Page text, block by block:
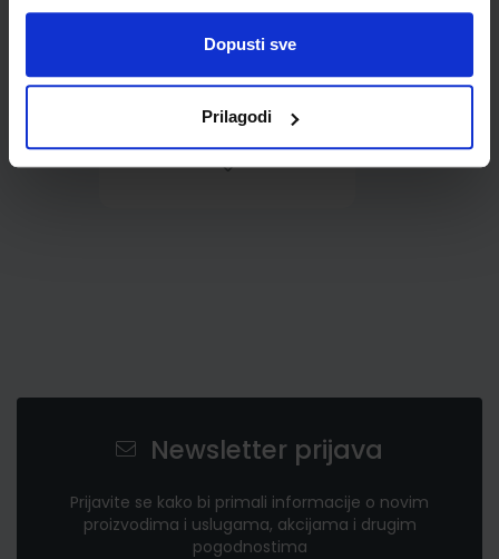
Dopusti sve
Prilagodi
0,85 €
Newsletter prijava
Prijavite se kako bi primali informacije o novim
proizvodima i uslugama, akcijama i drugim
pogodnostima